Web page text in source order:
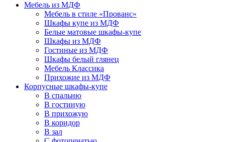
Мебель из МДФ
Мебель в стиле «Прованс»
Шкафы купе из МДФ
Белые матовые шкафы-купе
Шкафы из МДФ
Гостиные из МДФ
Шкафы белый глянец
Мебель Классика
Прихожие из МДФ
Корпусные шкафы-купе
В спальню
В гостиную
В прихожую
В коридор
В зал